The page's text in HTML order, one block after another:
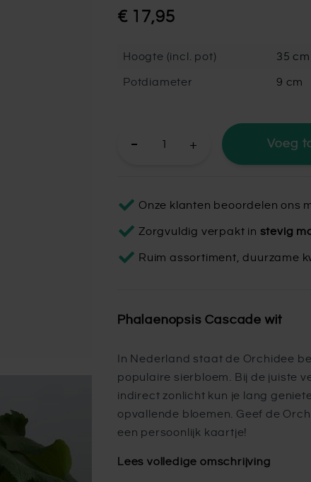
€ 17,95
Hoogte (incl. pot) 35 cm
Potdiameter 9 cm
+ Voeg
Onze klanten beoordelen ons
Zorgvuldig verpakt in stevig
Ruim assortiment, duurzame
Phalaenopsis Cascade wit
In Nederland staat de Orchidee
populaire sierbloem. Bij de juiste
indirect zonlicht kun je lang
opvallende bloemen. Geef de
een persoonlijk kaartje!
Lees volledige omschrijving